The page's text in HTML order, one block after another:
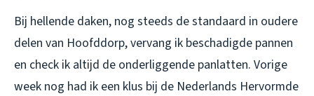
Bij hellende daken, nog steeds de standaard in oudere
delen van Hoofddorp, vervang ik beschadigde pannen
en check ik altijd de onderliggende panlatten. Vorige
week nog had ik een klus bij de Nederlands Hervormde